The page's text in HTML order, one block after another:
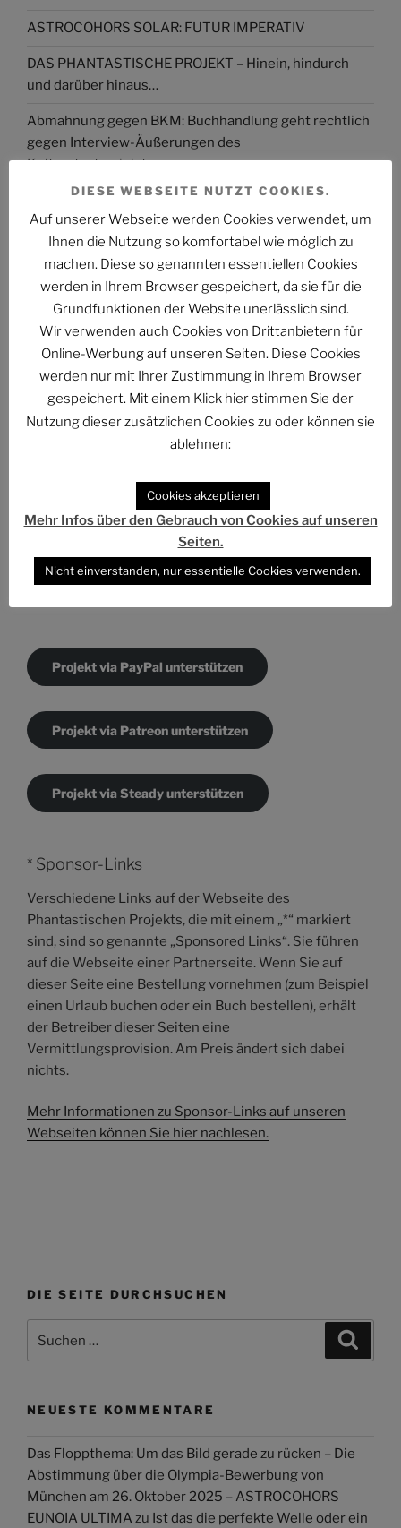
ASTROCOHORS SOLAR: FUTUR IMPERATIV
DAS PHANTASTISCHE PROJEKT – Hinein, hindurch
und darüber hinaus…
Abmahnung gegen BKM: Buchhandlung geht rechtlich
gegen Interview-Äußerungen des
Kulturstaatsministers vor
The Billion Dollar Man – The Last Laugh Syndicate –
Music Video
ARCHIV
Archiv
Kategorien
Projekt via PayPal unterstützen
Projekt via Patreon unterstützen
Projekt via Steady unterstützen
* Sponsor-Links
Verschiedene Links auf der Webseite des
Phantastischen Projekts, die mit einem „*“ markiert
sind, sind so genannte „Sponsored Links“. Sie führen
auf die Webseite einer Partnerseite. Wenn Sie auf
dieser Seite eine Bestellung vornehmen (zum Beispiel
einen Urlaub buchen oder ein Buch bestellen), erhält
der Betreiber dieser Seiten eine
Vermittlungsprovision. Am Preis ändert sich dabei
nichts.
Mehr Informationen zu Sponsor-Links auf unseren
Webseiten können Sie hier nachlesen.
DIE SEITE DURCHSUCHEN
nach:
NEUESTE KOMMENTARE
Das Floppthema: Um das Bild gerade zu rücken – Die
Abstimmung über die Olympia-Bewerbung von
München am 26. Oktober 2025 – ASTROCOHORS
EUNOIA ULTIMA zu Ist das die perfekte Welle oder ein
DIESE WEBSEITE NUTZT COOKIES.
Auf unserer Webseite werden Cookies verwendet, um
Ihnen die Nutzung so komfortabel wie möglich zu
machen. Diese so genannten essentiellen Cookies
werden in Ihrem Browser gespeichert, da sie für die
Grundfunktionen der Website unerlässlich sind.
Wir verwenden auch Cookies von Drittanbietern für
Online-Werbung auf unseren Seiten. Diese Cookies
werden nur mit Ihrer Zustimmung in Ihrem Browser
gespeichert. Mit einem Klick hier stimmen Sie der
Nutzung dieser zusätzlichen Cookies zu oder können sie
ablehnen:
Cookies akzeptieren
Mehr Infos über den Gebrauch von Cookies auf unseren
Seiten.
Nicht einverstanden, nur essentielle Cookies verwenden.